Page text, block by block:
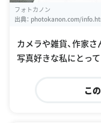
フォトカノン
出典： photokanon.com/
カメラや雑貨、作家
写真好きな私にとっ
こ